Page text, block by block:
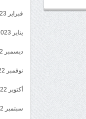
فبراير 2023
يناير 2023
ديسمبر 2022
نوفمبر 2022
أكتوبر 2022
سبتمبر 2022